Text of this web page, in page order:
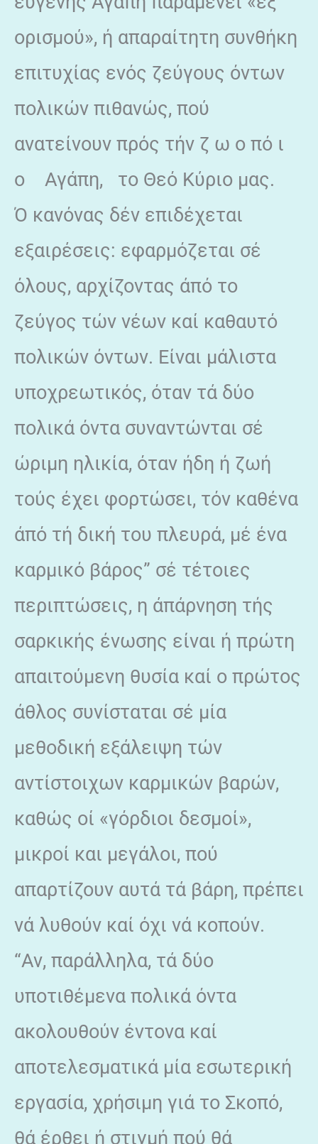
ορισμού», ή απαραίτητη συνθήκη
επιτυχίας ενός ζεύγους όντων
πολικών πιθανώς, πού
ανατείνουν πρός τήν ζ ω ο πό ι
ο Αγάπη, το Θεό Κύριο μας.
Ό κανόνας δέν επιδέχεται
εξαιρέσεις: εφαρμόζεται σέ
όλους, αρχίζοντας άπό το
ζεύγος τών νέων καί καθαυτό
πολικών όντων. Είναι μάλιστα
υποχρεωτικός, όταν τά δύο
πολικά όντα συναντώνται σέ
ώριμη ηλικία, όταν ήδη ή ζωή
τούς έχει φορτώσει, τόν καθένα
άπό τή δική του πλευρά, μέ ένα
καρμικό βάρος” σέ τέτοιες
περιπτώσεις, η άπάρνηση τής
σαρκικής ένωσης είναι ή πρώτη
απαιτούμενη θυσία καί ο πρώτος
άθλος συνίσταται σέ μία
μεθοδική εξάλειψη τών
αντίστοιχων καρμικών βαρών,
καθώς οί «γόρδιοι δεσμοί»,
μικροί και μεγάλοι, πού
απαρτίζουν αυτά τά βάρη, πρέπει
νά λυθούν καί όχι νά κοπούν.
“Αν, παράλληλα, τά δύο
υποτιθέμενα πολικά όντα
ακολουθούν έντονα καί
αποτελεσματικά μία εσωτερική
εργασία, χρήσιμη γιά το Σκοπό,
θά έρθει ή στιγμή πού θά